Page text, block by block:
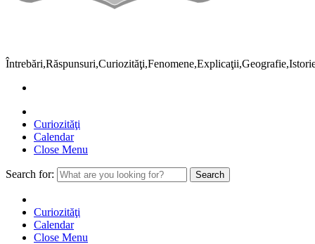
Curiozităţi
Calendar
Close Menu
Search for:
Curiozităţi
Calendar
Close Menu